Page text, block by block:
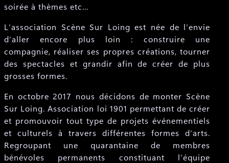
soirée à thèmes etc…
L’association Scène Sur Loing est née de l’envie
d’aller encore plus loin : construire une
compagnie, réaliser ses propres créations, tourner
des spectacles et grandir afin de créer de plus
grosses formes.
En octobre 2017 nous décidons de monter Scène
Sur Loing. Association loi 1901 permettant de créer
et promouvoir tout type de projets événementiels
et culturels à travers différentes formes d’arts.
Regroupant une quarantaine de membres
bénévoles permanents constituant l’équipe